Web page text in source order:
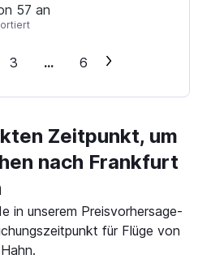
57 an
3 ... 6
Zeitpunkt, um
nach Frankfurt
in unserem Preisvorhersage-
für Flüge von